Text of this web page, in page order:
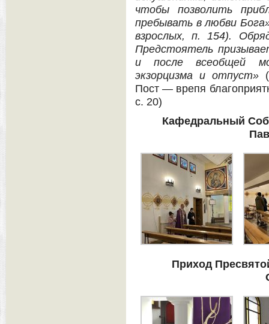
чтобы позволить
пребывать в любви
взрослых, п. 154).
Предстоятель
и после всеобщей
экзорцизма и отпуст»
Пост — врепя
с. 20)
Кафедральный
Приход